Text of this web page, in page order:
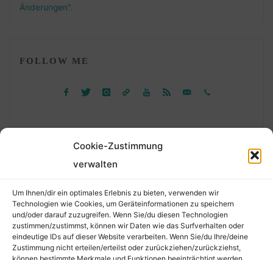
Cookie-Zustimmung
verwalten
Um Ihnen/dir ein optimales Erlebnis zu bieten, verwenden wir
Technologien wie Cookies, um Geräteinformationen zu speichern
und/oder darauf zuzugreifen. Wenn Sie/du diesen Technologien
zustimmen/zustimmst, können wir Daten wie das Surfverhalten oder
eindeutige IDs auf dieser Website verarbeiten. Wenn Sie/du Ihre/deine
Zustimmung nicht erteilen/erteilst oder zurückziehen/zurückziehst,
Änderungen".
FOLLOW ME
nach:
©2026 Der Transkribierer